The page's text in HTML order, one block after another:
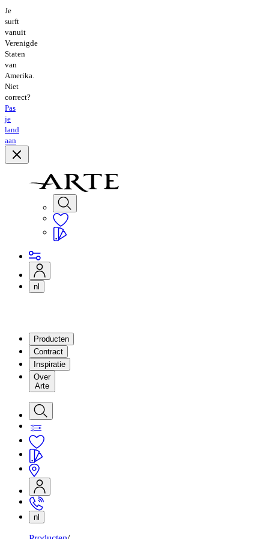
Je
surft
vanuit
Verenigde
Staten
van
Amerika.
Niet
correct?
Pas
je
land
aan
nl
Producten
Contract
Inspiratie
Over
Arte
nl